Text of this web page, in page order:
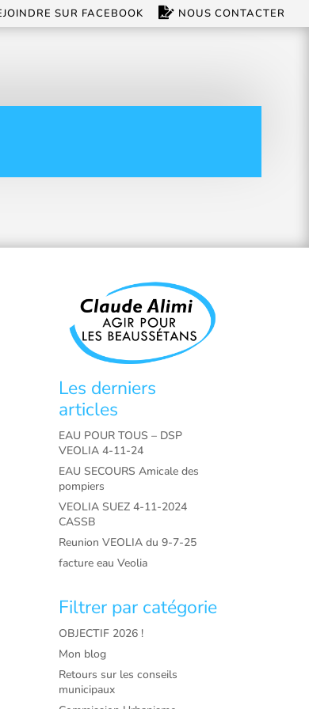
SUR FACEBOOK NOUS CONTACTER
Les derniers
articles
EAU POUR TOUS – DSP
VEOLIA 4-11-24
EAU SECOURS Amicale des
pompiers
VEOLIA SUEZ 4-11-2024
CASSB
Reunion VEOLIA du 9-7-25
facture eau Veolia
Filtrer par catégorie
OBJECTIF 2026 !
Mon blog
Retours sur les conseils
municipaux